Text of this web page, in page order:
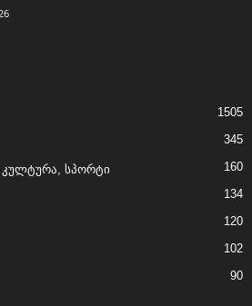
1505
345
კულტურა, სპორტი 160
134
120
102
90